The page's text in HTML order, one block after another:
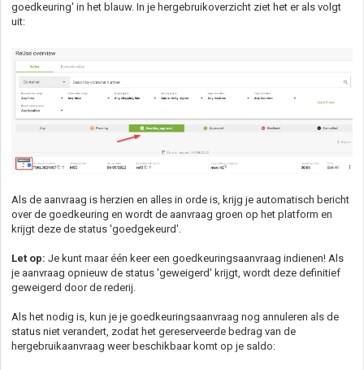
goedkeuring' in het blauw. In je hergebruikoverzicht ziet het er als volgt
uit:
Als de aanvraag is herzien en alles in orde is, krijg je automatisch bericht
over de goedkeuring en wordt de aanvraag groen op het platform en
krijgt deze de status 'goedgekeurd'.
Let op: Je kunt maar één keer een goedkeuringsaanvraag indienen! Als
je aanvraag opnieuw de status 'geweigerd' krijgt, wordt deze definitief
geweigerd door de rederij.
Als het nodig is, kun je je goedkeuringsaanvraag nog annuleren als de
status niet verandert, zodat het gereserveerde bedrag van de
hergebruikaanvraag weer beschikbaar komt op je saldo: